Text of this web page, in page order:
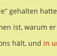
gehalten
ist, warum
hält, und in